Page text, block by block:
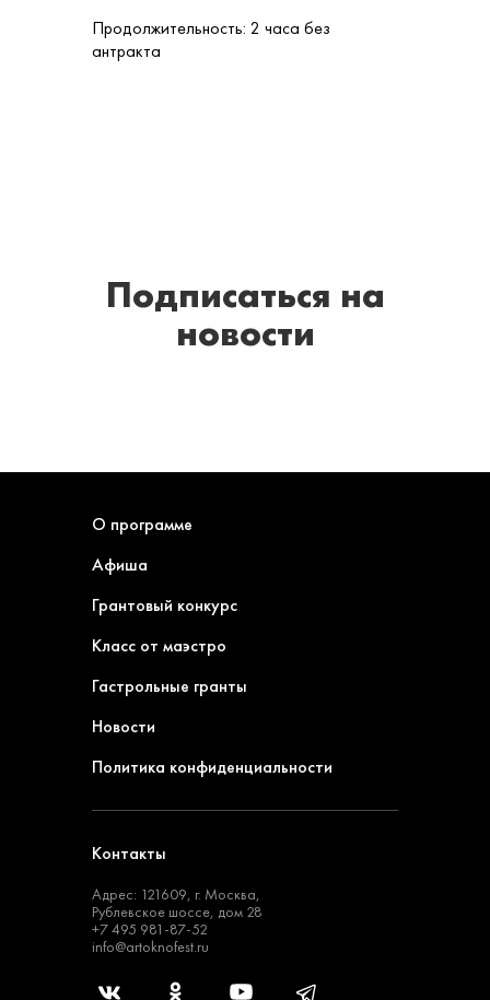
Продолжительность: 2 часа без
антракта
Подписаться на
новости
О программе
Афиша
Грантовый конкурс
Класс от маэстро
Гастрольные гранты
Новости
Политика конфиденциальности
Контакты
Адрес: 121609, г. Москва,
Рублевское шоссе, дом 28
+7 495 981-87-52
info@artoknofest.ru